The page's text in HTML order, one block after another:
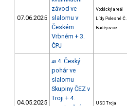
07.06.2025
závod ve
slalomu v
Českém
Vrbném + 3.
ČPJ
Vodácký areál
Lídy Polesné Č.
Budějovice
04.05.2025
43 4. Český
pohár ve
slalomu
Skupiny ČEZ v
Troji + 4.
USD Troja